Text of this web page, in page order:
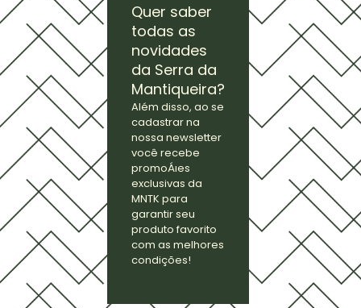
Quer saber
todas as
novidades
da Serra da
Mantiqueira?
Além disso, ao se
cadastrar na
nossa newsletter
você recebe
promoÁıes
exclusivas da
MNTK para
garantir seu
produto favorito
com as melhores
condições!